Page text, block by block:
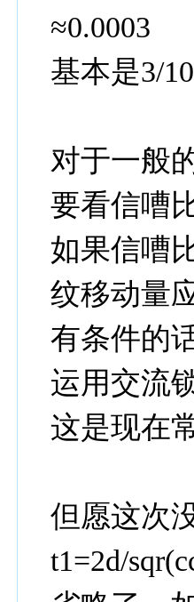
≈0.0003
基本是3/
对于一般
要看信嘈
如果信嘈
纹移动量
有条件的
运用交流
这是现在
但愿这次
t1=2d/